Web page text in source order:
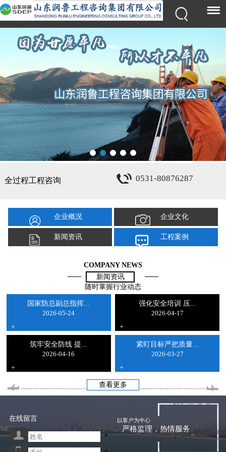
全过程工程咨询 0531-80876287
企业概况 企业文化
新闻资讯 工程案例
COMPANY NEWS
新闻资讯
随时掌握行业动态
国家防总副总指挥...
2026-05-24
+
强化安全培训 压...
2026-04-17
+
筑牢安全防线 提...
2026-04-16
+
紧盯目标严把质量...
2026-03-27
+
查看更多
在线留言
*
以客户为中心
严格监理，热情服务